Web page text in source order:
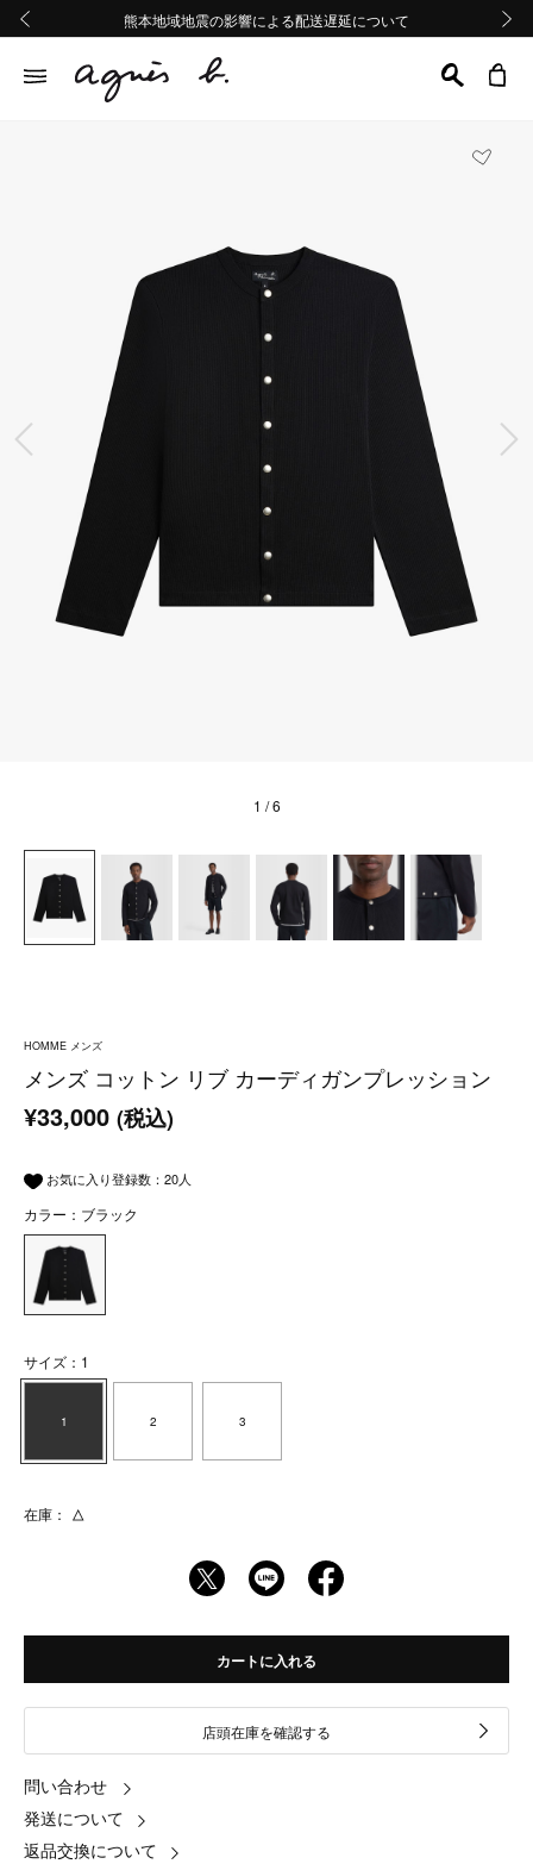
熊本地域地震の影響による配送遅延について
Summer Sale 2buy10%OFF!!
熊本地域地震の影響による配送遅延について
Summer Sale 2buy10%OFF!!
前の画像
1 / 6
HOMME メンズ
メンズ コットン リブ カーディガンプレッション
¥33,000 (税込)
お気に入り登録数： 20人
カラー：ブラック
サイズ：1
1 2 3
在庫： △
カートに入れる
店頭在庫を確認する
問い合わせ
発送について
返品交換について